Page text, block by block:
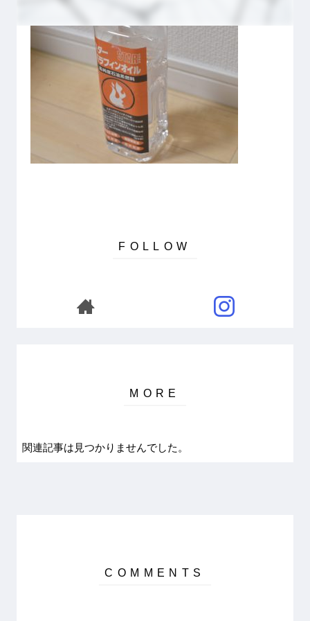
関連記事は見つかりませんでした。